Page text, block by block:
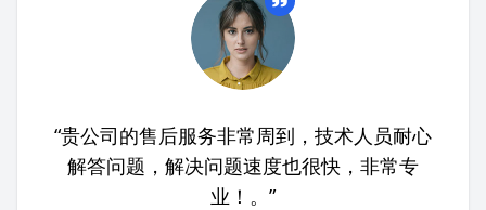
“贵公司的售后服务非常周到，技术人员耐心
解答问题，解决问题速度也很快，非常专
业！。”